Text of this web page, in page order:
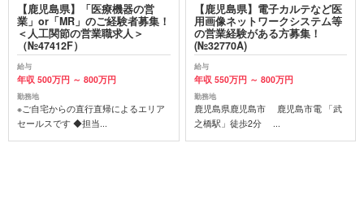
【鹿児島県】「医療機器の営
業」or「MR」のご経験者募集！
＜人工関節の営業職求人＞
（№47412F）
給与
年収 500万円 ～ 800万円
勤務地
※ご自宅からの直行直帰によるエリア
セールスです ◆担当...
【鹿児島県】電子カルテなど医
用画像ネットワークシステム等
の営業経験がある方募集！
(№32770A)
給与
年収 550万円 ～ 800万円
勤務地
鹿児島県鹿児島市 鹿児島市電 「武
之橋駅」徒歩2分 ...